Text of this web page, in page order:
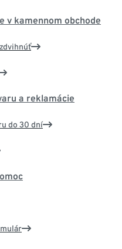
v kamennom obchode
a reklamácie
do 30 dní